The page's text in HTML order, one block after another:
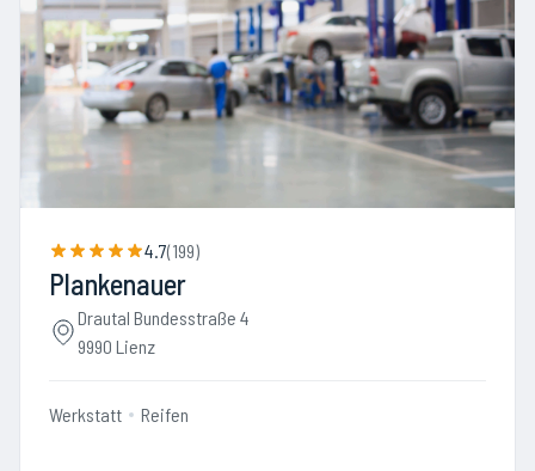
4.7(199)
Plankenauer
Drautal Bundesstraße 4
9990 Lienz
Werkstatt Reifen